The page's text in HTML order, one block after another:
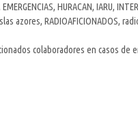
EMERGENCIAS, HURACAN, IARU,
azores, RADIOAFICIONADOS,
colaboradores en casos de